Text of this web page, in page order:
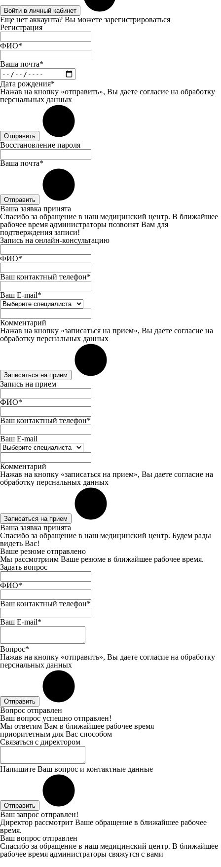
Войти в личный кабинет
Еще нет аккаунта? Вы можете зарегистрироваться
Регистрация
ФИО*
Ваша почта*
Дата рождения*
Нажав на кнопку «отправить», Вы даете согласие на обработку
перснальных данных
Отправить
Восстановление пароля
Ваша почта*
Отправить
Ваша заявка принята
Спасибо за обращение в наш медицинский центр. В ближайшее
рабочее время администраторы позвонят Вам для
подтверждения записи!
Запись на онлайн-консультацию
ФИО*
Ваш контактный телефон*
Ваш E-mail*
Комментарий
Нажав на кнопку «записаться на прием», Вы даете согласие на
обработку перснальных данных
Записаться на прием
Запись на прием
ФИО*
Ваш контактный телефон*
Ваш E-mail
Комментарий
Нажав на кнопку «записаться на прием», Вы даете согласие на
обработку перснальных данных
Записаться на прием
Ваша заявка принята
Спасибо за обращение в наш медицинский центр. Будем рады
видеть Вас!
Ваше резюме отправлено
Мы рассмотриим Ваше резюме в ближайшее рабочее время.
Задать вопрос
ФИО*
Ваш контактный телефон*
Ваш E-mail*
Вопрос*
Нажав на кнопку «отправить», Вы даете согласие на обработку
перснальных данных
Отправить
Вопрос отправлен
Ваш вопрос успешно отправлен!
Мы ответим Вам в ближайшее рабочее время
приоритетным для Вас способом
Связаться с директором
Напишите Ваш вопрос и контактные данные
Отправить
Ваш запрос отправлен!
Директор рассмотрит Ваше обращение в ближайшее рабочее
время.
Ваш вопрос отправлен
Спасибо за обращение в наш медицинский центр. В ближайшее
рабочее время администраторы свяжутся с вами